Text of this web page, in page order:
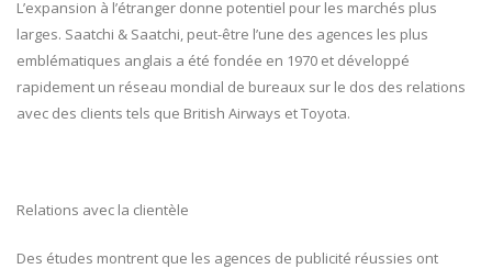
L’expansion à l’étranger donne potentiel pour les marchés plus
larges. Saatchi & Saatchi, peut-être l’une des agences les plus
emblématiques anglais a été fondée en 1970 et développé
rapidement un réseau mondial de bureaux sur le dos des relations
avec des clients tels que British Airways et Toyota.
Relations avec la clientèle
Des études montrent que les agences de publicité réussies ont